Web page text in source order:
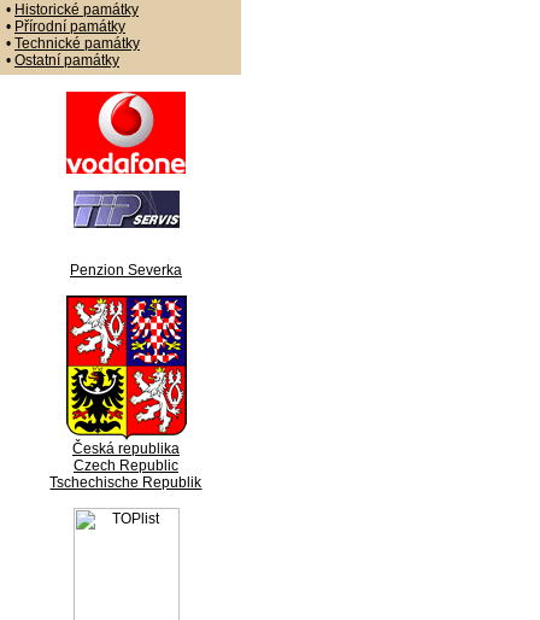
• Historické památky
• Přírodní památky
• Technické památky
• Ostatní památky
Penzion Severka
Česká republika
Czech Republic
Tschechische Republik